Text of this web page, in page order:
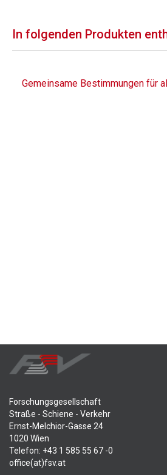
In folgenden Produkten
Gemeinsame Bestimmungen für
Forschungsgesellschaft
Straße - Schiene - Verkehr
Ernst-Melchior-Gasse 24
1020 Wien
Telefon: +43 1 585 55 67 -0
office(at)fsv.at